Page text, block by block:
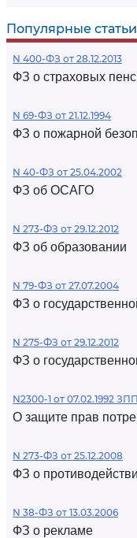
Популярные
N 400-ФЗ от 28.12.2013
ФЗ о страховых
N 69-ФЗ от 21.12.1994
ФЗ о пожарной
N 40-ФЗ от 25.04.2002
ФЗ об ОСАГО
N 273-ФЗ от 29.12.2012
ФЗ об образовании
N 79-ФЗ от 27.07.2004
ФЗ о
N 275-ФЗ от 29.12.2012
ФЗ о
N2300-1 от 07.02.1992
О защите прав
N 273-ФЗ от 25.12.2008
ФЗ о
N 38-ФЗ от 13.03.2006
ФЗ о рекламе